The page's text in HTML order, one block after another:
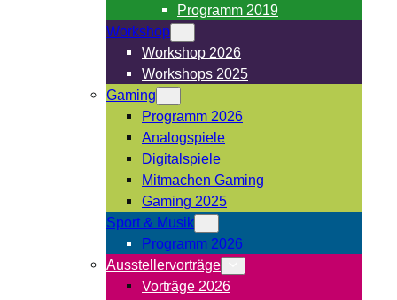
Programm 2019
Workshop
Workshop 2026
Workshops 2025
Gaming
Programm 2026
Analogspiele
Digitalspiele
Mitmachen Gaming
Gaming 2025
Sport & Musik
Programm 2026
Ausstellervorträge
Vorträge 2026